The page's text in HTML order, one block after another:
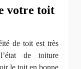
votre toit
de toit est très
de toiture